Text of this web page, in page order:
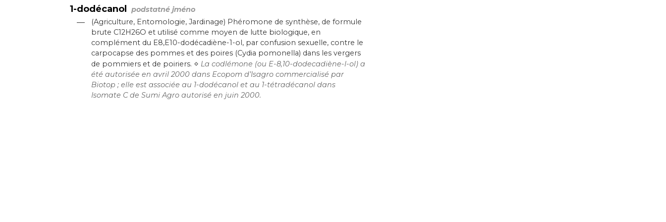
1-dodécanol podstatné jméno
—
(Agriculture, Entomologie, Jardinage) Phéromone de synthèse, de formule
brute C12H26O et utilisé comme moyen de lutte biologique, en
complément du E8,E10-dodécadiène-1-ol, par confusion sexuelle, contre le
carpocapse des pommes et des poires (Cydia pomonella) dans les vergers
de pommiers et de poiriers. ⋄ La codlémone (ou E-8,10-dodecadiène-l-ol) a
été autorisée en avril 2000 dans Ecopom d’Isagro commercialisé par
Biotop ; elle est associée au 1-dodécanol et au 1-tétradécanol dans
Isomate C de Sumi Agro autorisé en juin 2000.